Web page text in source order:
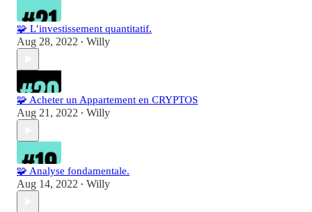
🧩 L’investissement quantitatif.
Aug 28, 2022 • Willy
🧩 Acheter un Appartement en CRYPTOS
Aug 21, 2022 • Willy
🧩 Analyse fondamentale.
Aug 14, 2022 • Willy